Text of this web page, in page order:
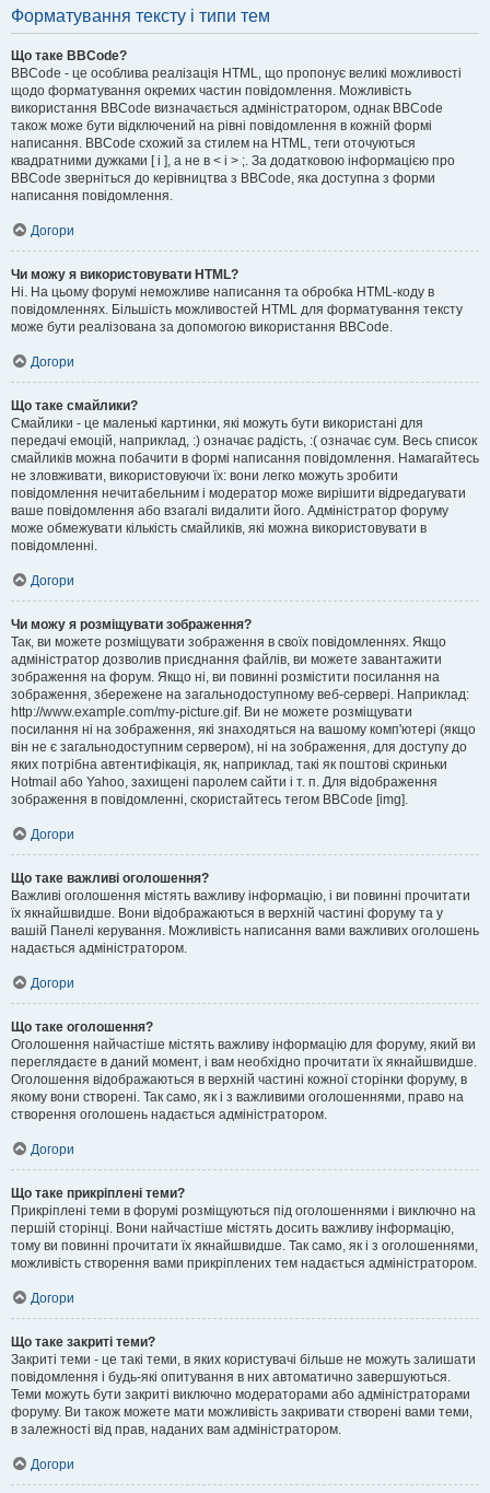
Форматування тексту і типи тем
Що таке BBCode?
BBCode - це особлива реалізація HTML, що пропонує великі можливості
щодо форматування окремих частин повідомлення. Можливість
використання BBCode визначається адміністратором, однак BBCode
також може бути відключений на рівні повідомлення в кожній формі
написання. BBCode схожий за стилем на HTML, теги оточуються
квадратними дужками [ і ], а не в < і > ;. За додатковою інформацією про
BBCode зверніться до керівництва з BBCode, яка доступна з форми
написання повідомлення.
Догори
Чи можу я використовувати HTML?
Ні. На цьому форумі неможливе написання та обробка HTML-коду в
повідомленнях. Більшість можливостей HTML для форматування тексту
може бути реалізована за допомогою використання BBCode.
Догори
Що таке смайлики?
Смайлики - це маленькі картинки, які можуть бути використані для
передачі емоцій, наприклад, :) означає радість, :( означає сум. Весь список
смайликів можна побачити в формі написання повідомлення. Намагайтесь
не зловживати, використовуючи їх: вони легко можуть зробити
повідомлення нечитабельним і модератор може вирішити відредагувати
ваше повідомлення або взагалі видалити його. Адміністратор форуму
може обмежувати кількість смайликів, які можна використовувати в
повідомленні.
Догори
Чи можу я розміщувати зображення?
Так, ви можете розміщувати зображення в своїх повідомленнях. Якщо
адміністратор дозволив приєднання файлів, ви можете завантажити
зображення на форум. Якщо ні, ви повинні розмістити посилання на
зображення, збережене на загальнодоступному веб-сервері. Наприклад:
http://www.example.com/my-picture.gif. Ви не можете розміщувати
посилання ні на зображення, які знаходяться на вашому комп'ютері (якщо
він не є загальнодоступним сервером), ні на зображення, для доступу до
яких потрібна автентифікація, як, наприклад, такі як поштові скриньки
Hotmail або Yahoo, захищені паролем сайти і т. п. Для відображення
зображення в повідомленні, скористайтесь тегом BBCode [img].
Догори
Що таке важливі оголошення?
Важливі оголошення містять важливу інформацію, і ви повинні прочитати
їх якнайшвидше. Вони відображаються в верхній частині форуму та у
вашій Панелі керування. Можливість написання вами важливих оголошень
надається адміністратором.
Догори
Що таке оголошення?
Оголошення найчастіше містять важливу інформацію для форуму, який ви
переглядаєте в даний момент, і вам необхідно прочитати їх якнайшвидше.
Оголошення відображаються в верхній частині кожної сторінки форуму, в
якому вони створені. Так само, як і з важливими оголошеннями, право на
створення оголошень надається адміністратором.
Догори
Що таке прикріплені теми?
Прикріплені теми в форумі розміщуються під оголошеннями і виключно на
першій сторінці. Вони найчастіше містять досить важливу інформацію,
тому ви повинні прочитати їх якнайшвидше. Так само, як і з оголошеннями,
можливість створення вами прикріплених тем надається адміністратором.
Догори
Що таке закриті теми?
Закриті теми - це такі теми, в яких користувачі більше не можуть залишати
повідомлення і будь-які опитування в них автоматично завершуються.
Теми можуть бути закриті виключно модераторами або адміністраторами
форуму. Ви також можете мати можливість закривати створені вами теми,
в залежності від прав, наданих вам адміністратором.
Догори